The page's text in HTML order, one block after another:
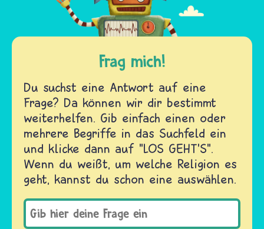
Frag mich!
Du suchst eine Antwort auf eine
Frage? Da können wir dir bestimmt
weiterhelfen. Gib einfach einen oder
mehrere Begriffe in das Suchfeld ein
und klicke dann auf "LOS GEHT'S".
Wenn du weißt, um welche Religion es
geht, kannst du schon eine auswählen.